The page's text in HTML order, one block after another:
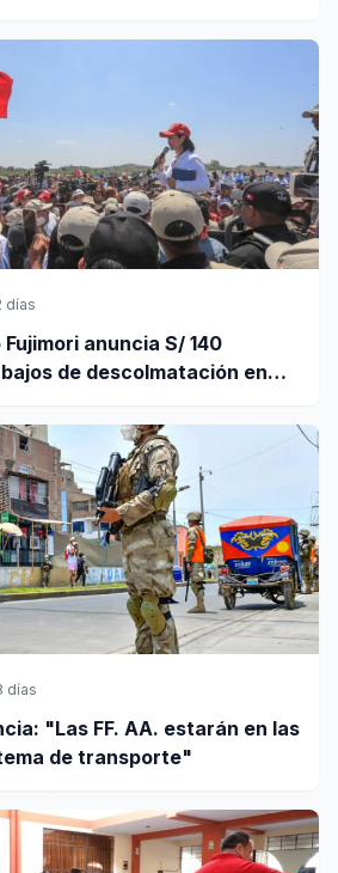
días
anuncia S/ 140
de descolmatación en
días
"Las FF. AA. estarán en las
de transporte"